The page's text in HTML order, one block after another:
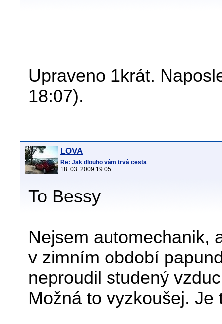
Upraveno 1krát.
18:07).
LOVA
Re: Jak dlouho vám trvá cesta
18. 03. 2009 19:05
To Bessy
Nejsem automechanik,
v zimním období
neproudil studený
Možná to vyzkoušej.